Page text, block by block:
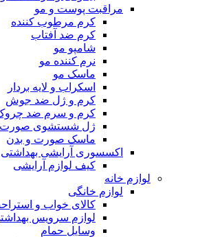
مراقبت پوست و مو
کرم مرطوب کننده
کرم ضد آفتاب
شامپو مو
نرم کننده مو
ماسک مو
اسکراب و لایه بردار
کرم و ژل ضد جوش
کرم و سرم ضد
ژل شستشوی صورت
ماسک صورت و بدن
اکسسوری آرایشی بهداشتی
کیف لوازم آرایشی
لوازم خانه
لوازم خانگی
کالای خواب و
لوازم سرویس
وسایل حمام